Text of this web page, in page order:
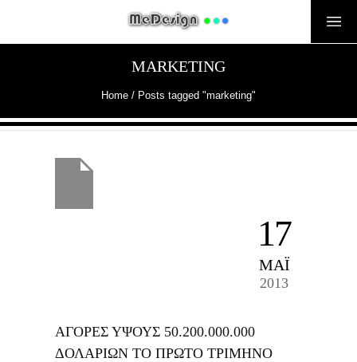
MARKETING
Home / Posts tagged "marketing"
17
ΜΑΪ́
2013
ΑΓΟΡΕΣ ΥΨΟΥΣ 50.200.000.000
ΔΟΛΑΡΙΩΝ ΤΟ ΠΡΩΤΟ ΤΡΙΜΗΝΟ